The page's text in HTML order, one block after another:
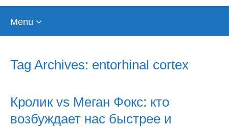
Menu
Tag Archives: entorhinal cortex
Кролик vs Меган Фокс: кто
возбуждает нас быстрее и